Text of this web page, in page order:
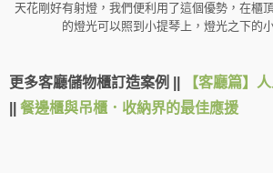
天花剛好有射燈，我們便利用了這個優勢，在櫃
的燈光可以照到小提琴上，燈光之下的
更多客廳儲物櫃訂造案例 ||
【客廳篇】
餐邊櫃與吊櫃．收納界的最佳應援